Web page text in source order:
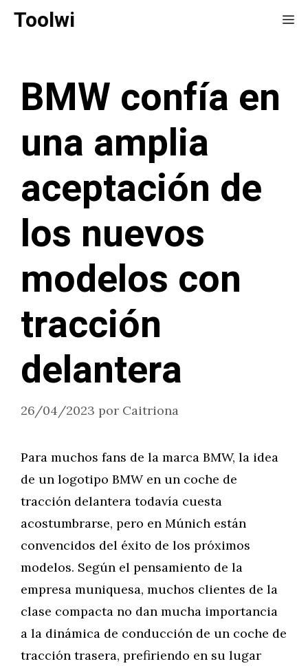
SaltarToolwi
BMW confía en
una amplia
aceptación de
los nuevos
modelos con
tracción
delantera
26/04/2023 por Caitriona
Para muchos fans de la marca BMW, la idea
de un logotipo BMW en un coche de
tracción delantera todavía cuesta
acostumbrarse, pero en Múnich están
convencidos del éxito de los próximos
modelos. Según el pensamiento de la
empresa muniquesa, muchos clientes de la
clase compacta no dan mucha importancia
a la dinámica de conducción de un coche de
tracción trasera, prefiriendo en su lugar